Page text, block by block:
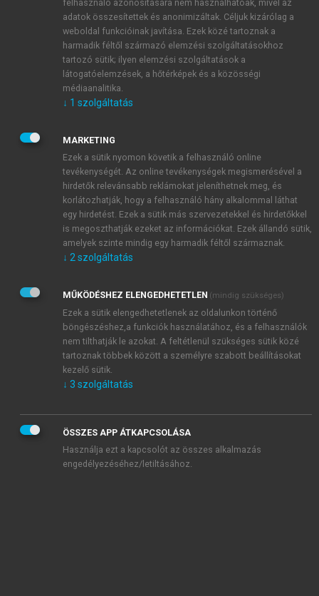
E-MAIL-CÍM
JELSZÓ
JELSZÓ ÚJRA
Kérek értesítést a MeRSZ újdonságairól, akcióiról.
Kérek értesítést az Akadémiai Kiadó Zrt. újdonságairól,
Adatkezelési tájékoztatóbanfoglaltakat tudomásul
veszem és elfogadom.
Általános vásárlási feltételeket, valamint a szotar.netés a
mersz.huoldalak licencszerződéseiben foglaltakat
tudomásul veszem és elfogadom.
KIPRÓBÁLOM
felhasználó azonosítására nem használhatóak, mivel az
adatok összesítettek és anonimizáltak. Céljuk kizárólag a
weboldal funkcióinak javítása. Ezek közé tartoznak a
harmadik féltől származó elemzési szolgáltatásokhoz
tartozó sütik; ilyen elemzési szolgáltatások a
látogatóelemzések, a hőtérképek és a közösségi
médiaanalitika.
↓ 1 szolgáltatás
MARKETING
Ezek a sütik nyomon követik a felhasználó online
tevékenységét. Az online tevékenységek megismerésével a
hirdetők relevánsabb reklámokat jeleníthetnek meg, és
korlátozhatják, hogy a felhasználó hány alkalommal láthat
egy hirdetést. Ezek a sütik más szervezetekkel és hirdetőkkel
is megoszthatják ezeket az információkat. Ezek állandó sütik,
amelyek szinte mindig egy harmadik féltől származnak.
↓ 2 szolgáltatás
MŰKÖDÉSHEZ ELENGEDHETETLEN (mindig szükséges)
Ezek a sütik elengedhetetlenek az oldalunkon történő
böngészéshez,a funkciók használatához, és a felhasználók
nem tilthatják le azokat. A feltétlenül szükséges sütik közé
tartoznak többek között a személyre szabott beállításokat
kezelő sütik.
↓ 3 szolgáltatás
ÖSSZES APP ÁTKAPCSOLÁSA
Használja ezt a kapcsolót az összes alkalmazás
engedélyezéséhez/letiltásához.